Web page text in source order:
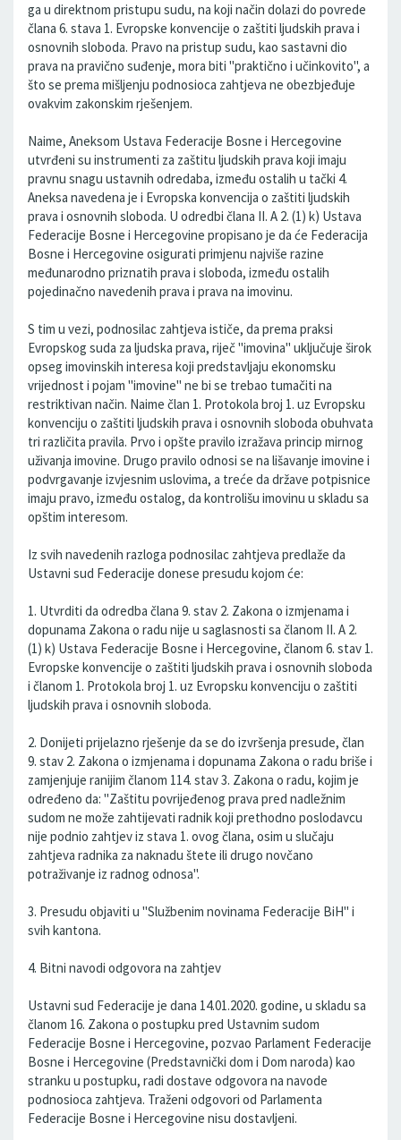
ga u direktnom pristupu sudu, na koji način dolazi do povrede
člana 6. stava 1. Evropske konvencije o zaštiti ljudskih prava i
osnovnih sloboda. Pravo na pristup sudu, kao sastavni dio
prava na pravično suđenje, mora biti "praktično i učinkovito", a
što se prema mišljenju podnosioca zahtjeva ne obezbjeđuje
ovakvim zakonskim rješenjem.
Naime, Aneksom Ustava Federacije Bosne i Hercegovine
utvrđeni su instrumenti za zaštitu ljudskih prava koji imaju
pravnu snagu ustavnih odredaba, između ostalih u tački 4.
Aneksa navedena je i Evropska konvencija o zaštiti ljudskih
prava i osnovnih sloboda. U odredbi člana II. A 2. (1) k) Ustava
Federacije Bosne i Hercegovine propisano je da će Federacija
Bosne i Hercegovine osigurati primjenu najviše razine
međunarodno priznatih prava i sloboda, između ostalih
pojedinačno navedenih prava i prava na imovinu.
S tim u vezi, podnosilac zahtjeva ističe, da prema praksi
Evropskog suda za ljudska prava, riječ "imovina" uključuje širok
opseg imovinskih interesa koji predstavljaju ekonomsku
vrijednost i pojam "imovine" ne bi se trebao tumačiti na
restriktivan način. Naime član 1. Protokola broj 1. uz Evropsku
konvenciju o zaštiti ljudskih prava i osnovnih sloboda obuhvata
tri različita pravila. Prvo i opšte pravilo izražava princip mirnog
uživanja imovine. Drugo pravilo odnosi se na lišavanje imovine i
podvrgavanje izvjesnim uslovima, a treće da države potpisnice
imaju pravo, između ostalog, da kontrolišu imovinu u skladu sa
opštim interesom.
Iz svih navedenih razloga podnosilac zahtjeva predlaže da
Ustavni sud Federacije donese presudu kojom će:
1. Utvrditi da odredba člana 9. stav 2. Zakona o izmjenama i
dopunama Zakona o radu nije u saglasnosti sa članom II. A 2.
(1) k) Ustava Federacije Bosne i Hercegovine, članom 6. stav 1.
Evropske konvencije o zaštiti ljudskih prava i osnovnih sloboda
i članom 1. Protokola broj 1. uz Evropsku konvenciju o zaštiti
ljudskih prava i osnovnih sloboda.
2. Donijeti prijelazno rješenje da se do izvršenja presude, član
9. stav 2. Zakona o izmjenama i dopunama Zakona o radu briše i
zamjenjuje ranijim članom 114. stav 3. Zakona o radu, kojim je
određeno da: "Zaštitu povrijeđenog prava pred nadležnim
sudom ne može zahtijevati radnik koji prethodno poslodavcu
nije podnio zahtjev iz stava 1. ovog člana, osim u slučaju
zahtjeva radnika za naknadu štete ili drugo novčano
potraživanje iz radnog odnosa".
3. Presudu objaviti u "Službenim novinama Federacije BiH" i
svih kantona.
4. Bitni navodi odgovora na zahtjev
Ustavni sud Federacije je dana 14.01.2020. godine, u skladu sa
članom 16. Zakona o postupku pred Ustavnim sudom
Federacije Bosne i Hercegovine, pozvao Parlament Federacije
Bosne i Hercegovine (Predstavnički dom i Dom naroda) kao
stranku u postupku, radi dostave odgovora na navode
podnosioca zahtjeva. Traženi odgovori od Parlamenta
Federacije Bosne i Hercegovine nisu dostavljeni.